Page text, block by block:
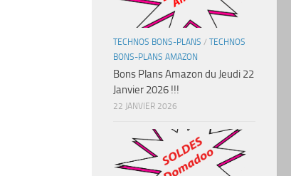
TECHNOS BONS-PLANS / TECHNOS
BONS-PLANS AMAZON
Bons Plans Amazon du Jeudi 22
Janvier 2026 !!!
22 JANVIER 2026